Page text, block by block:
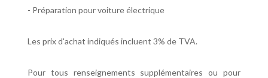
- Préparation pour voiture électrique
Les prix d'achat indiqués incluent 3% de TVA.
Pour tous renseignements supplémentaires ou pour